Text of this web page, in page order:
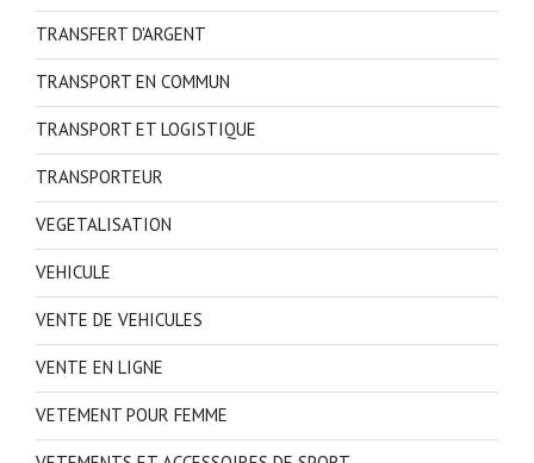
TRANSFERT D'ARGENT
TRANSPORT EN COMMUN
TRANSPORT ET LOGISTIQUE
TRANSPORTEUR
VEGETALISATION
VEHICULE
VENTE DE VEHICULES
VENTE EN LIGNE
VETEMENT POUR FEMME